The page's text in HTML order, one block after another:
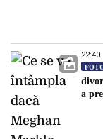
22:40
a